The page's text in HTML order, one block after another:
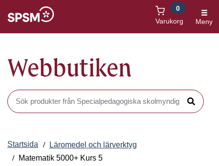
Varukorg
0
Meny
Webbutiken
Sök produkter i Webbutiken
Sök
Startsida
Läromedel och lärverktyg
Matematik 5000+ Kurs 5